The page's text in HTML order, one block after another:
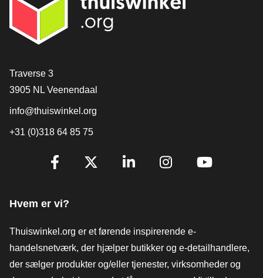
[_General:Contact]
Traverse 3
3905 NL Veenendaal
info@thuiswinkel.org
+31 (0)318 64 85 75
[_General:SocialMediaTitle]
Hvem er vi?
Thuiswinkel.org er et førende inspirerende e-
handelsnetværk, der hjælper butikker og e-detailhandlere,
der sælger produkter og/eller tjenester, virksomheder og